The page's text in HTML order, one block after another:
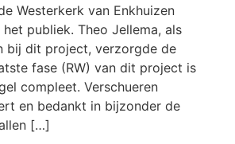
Westerkerk van Enkhuizen
publiek. Theo Jellema, als
bij dit project, verzorgde de
fase (RW) van dit project is
compleet. Verschueren
en bedankt in bijzonder de
[…]